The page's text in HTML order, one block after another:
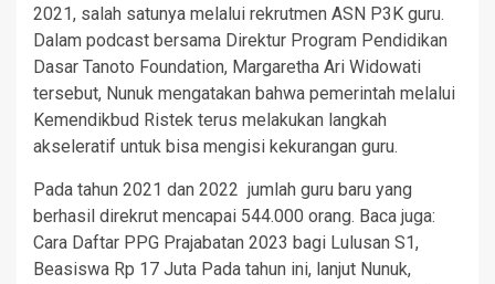
2021, salah satunya melalui rekrutmen ASN P3K guru.
Dalam podcast bersama Direktur Program Pendidikan
Dasar Tanoto Foundation, Margaretha Ari Widowati
tersebut, Nunuk mengatakan bahwa pemerintah melalui
Kemendikbud Ristek terus melakukan langkah
akseleratif untuk bisa mengisi kekurangan guru.
Pada tahun 2021 dan 2022 jumlah guru baru yang
berhasil direkrut mencapai 544.000 orang. Baca juga:
Cara Daftar PPG Prajabatan 2023 bagi Lulusan S1,
Beasiswa Rp 17 Juta Pada tahun ini, lanjut Nunuk,